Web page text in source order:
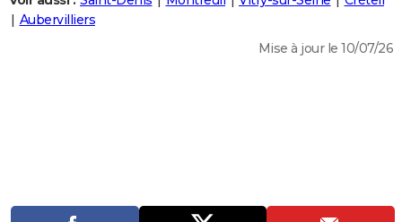
Destinations
City break
Voyage nature
Voyage de noces
Forum
Climat
PHOTO
PROGRAMME TV
Aubervilliers
Mise à jour le 10/07/26